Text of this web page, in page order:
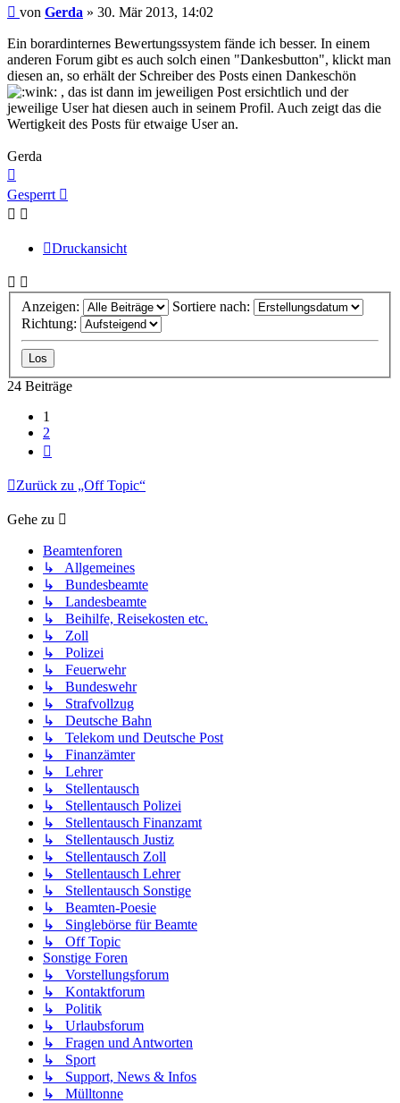
Beitrag
von Gerda » 30. Mär 2013, 14:02
Ein borardinternes Bewertungssystem fände ich besser. In einem
anderen Forum gibt es auch solch einen "Dankesbutton", klickt man
diesen an, so erhält der Schreiber des Posts einen Dankeschön
, das ist dann im jeweiligen Post ersichtlich und der
jeweilige User hat diesen auch in seinem Profil. Auch zeigt das die
Wertigkeit des Posts für etwaige User an.
Gerda
oben
Gesperrt
Druckansicht
Anzeigen:
Sortiere nach:
Richtung:
24 Beiträge
1
2
Zurück zu „Off Topic“
Gehe zu
Beamtenforen
↳ Allgemeines
↳ Bundesbeamte
↳ Landesbeamte
↳ Beihilfe, Reisekosten etc.
↳ Zoll
↳ Polizei
↳ Feuerwehr
↳ Bundeswehr
↳ Strafvollzug
↳ Deutsche Bahn
↳ Telekom und Deutsche Post
↳ Finanzämter
↳ Lehrer
↳ Stellentausch
↳ Stellentausch Polizei
↳ Stellentausch Finanzamt
↳ Stellentausch Justiz
↳ Stellentausch Zoll
↳ Stellentausch Lehrer
↳ Stellentausch Sonstige
↳ Beamten-Poesie
↳ Singlebörse für Beamte
↳ Off Topic
Sonstige Foren
↳ Vorstellungsforum
↳ Kontaktforum
↳ Politik
↳ Urlaubsforum
↳ Fragen und Antworten
↳ Sport
↳ Support, News & Infos
↳ Mülltonne